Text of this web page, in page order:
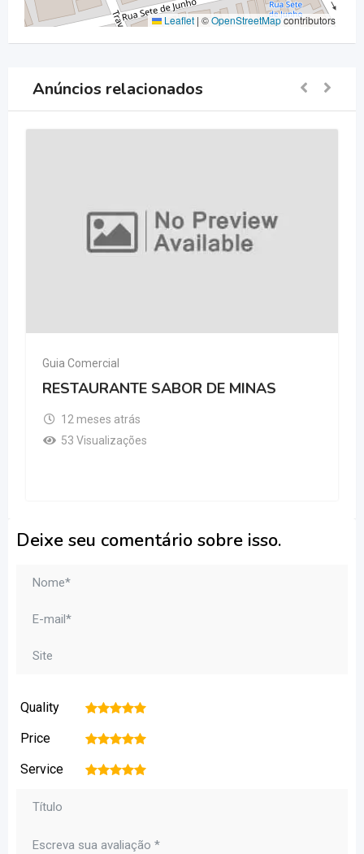
Leaflet | ©OpenStreetMapcontributors
Anúncios relacionados
Guia Comercial
RESTAURANTE SABOR DE MINAS
12 meses atrás
53 Visualizações
Deixe seu comentário sobre isso.
Quality 5
4
3
2
Price 5
4
3
2
Service 5
4
3
2